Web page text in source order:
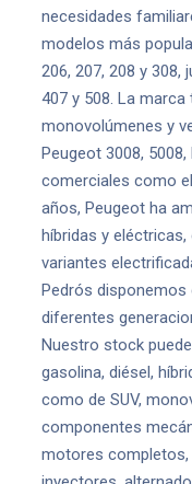
necesidades
modelos más
206, 207, 208 y
407 y 508. La
monovolúmenes y
Peugeot 3008,
comerciales como
años, Peugeot ha
híbridas y
variantes
Pedrós disponemos
diferentes
Nuestro stock
gasolina, diésel,
como de SUV,
componentes
motores completos,